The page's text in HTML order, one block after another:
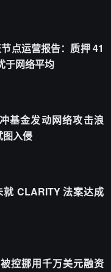
点运营报告：质押 41
于网络平均
基金发动网络攻击浪
入侵
CLARITY 法案达成
控挪用千万美元融资